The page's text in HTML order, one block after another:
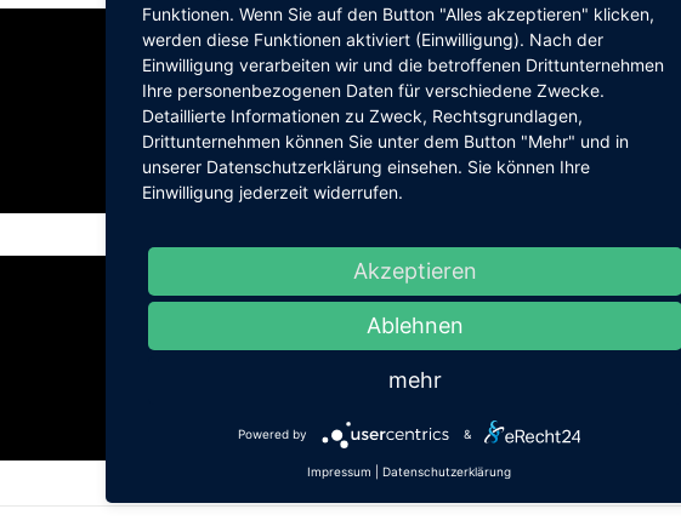
Funktionen. Wenn Sie auf den Button "Alles akzeptieren" klicken,
werden diese Funktionen aktiviert (Einwilligung). Nach der
Einwilligung verarbeiten wir und die betroffenen Drittunternehmen
Ihre personenbezogenen Daten für verschiedene Zwecke.
Detaillierte Informationen zu Zweck, Rechtsgrundlagen,
Drittunternehmen können Sie unter dem Button "Mehr" und in
unserer Datenschutzerklärung einsehen. Sie können Ihre
Einwilligung jederzeit widerrufen.
Akzeptieren
Ablehnen
mehr
Powered by &
Impressum Datenschutzerklärung